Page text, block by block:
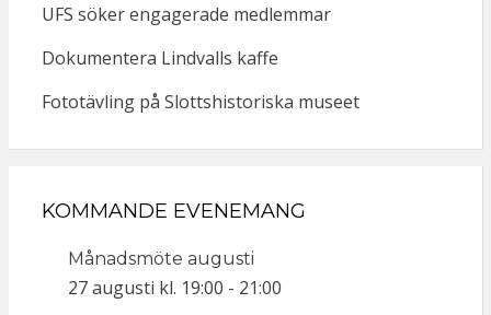
UFS söker engagerade medlemmar
Dokumentera Lindvalls kaffe
Fototävling på Slottshistoriska museet
KOMMANDE EVENEMANG
Månadsmöte augusti
27 augusti kl. 19:00 - 21:00